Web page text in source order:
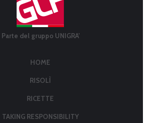
Parte del gruppo UNIGRA'
HOME
RISOLÌ
RICETTE
TAKING RESPONSIBILITY